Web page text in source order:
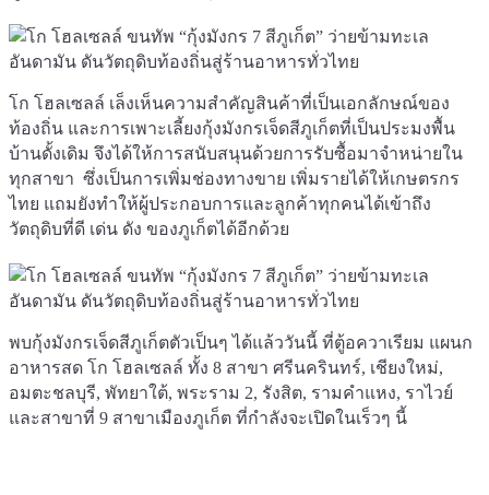
โก โฮลเซลล์ เล็งเห็นความสำคัญสินค้าที่เป็นเอกลักษณ์ของ
ท้องถิ่น และการเพาะเลี้ยงกุ้งมังกรเจ็ดสีภูเก็ตที่เป็นประมงพื้น
บ้านดั้งเดิม จึงได้ให้การสนับสนุนด้วยการรับซื้อมาจำหน่ายใน
ทุกสาขา ซึ่งเป็นการเพิ่มช่องทางขาย เพิ่มรายได้ให้เกษตรกร
ไทย แถมยังทำให้ผู้ประกอบการและลูกค้าทุกคนได้เข้าถึง
วัตถุดิบที่ดี เด่น ดัง ของภูเก็ตได้อีกด้วย
พบกุ้งมังกรเจ็ดสีภูเก็ตตัวเป็นๆ ได้แล้ววันนี้ ที่ตู้อควาเรียม แผนก
อาหารสด โก โฮลเซลล์ ทั้ง 8 สาขา ศรีนครินทร์, เชียงใหม่,
อมตะชลบุรี, พัทยาใต้, พระราม 2, รังสิต, รามคำแหง, ราไวย์
และสาขาที่ 9 สาขาเมืองภูเก็ต ที่กำลังจะเปิดในเร็วๆ นี้